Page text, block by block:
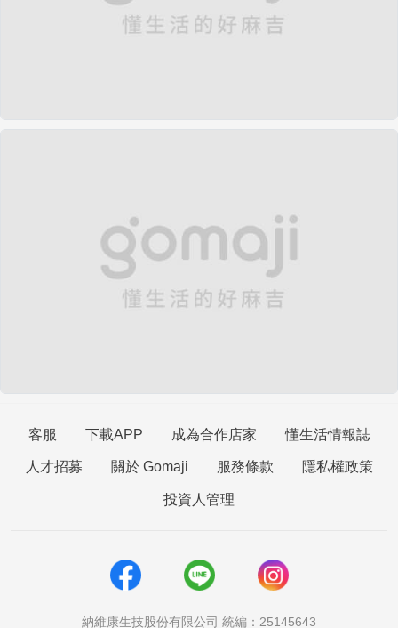
客服 下載APP 成為合作店家 懂生活情報誌
人才招募 關於 Gomaji 服務條款 隱私權政策
投資人管理
納維康生技股份有限公司 統編：25145643